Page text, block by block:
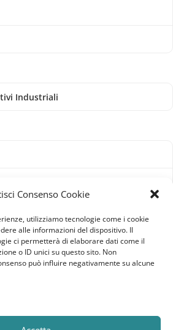
Consenso Cookie
utilizziamo tecnologie come i cookie
alle informazioni del dispositivo. Il
ci permetterà di elaborare dati come il
o ID unici su questo sito. Non
può influire negativamente su alcune
Industriali